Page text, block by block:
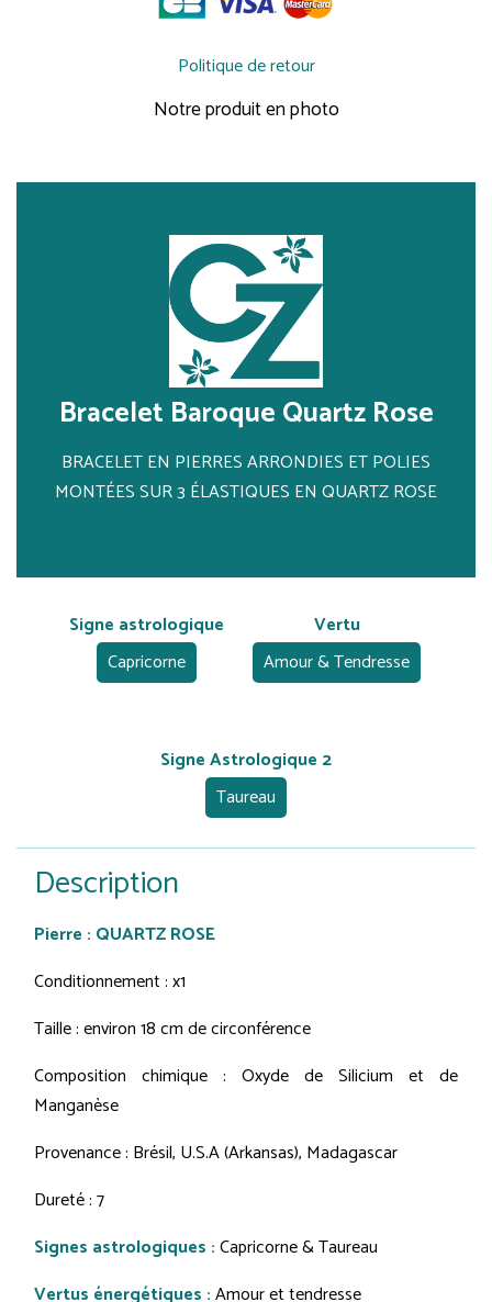
Politique de retour
Notre produit en photo
Bracelet Baroque Quartz Rose
BRACELET EN PIERRES ARRONDIES ET POLIES
MONTÉES SUR 3 ÉLASTIQUES EN QUARTZ ROSE
Signe astrologique
Capricorne
Vertu
Amour & Tendresse
Signe Astrologique 2
Taureau
Description
Pierre : QUARTZ ROSE
Conditionnement : x1
Taille : environ 18 cm de circonférence
Composition chimique : Oxyde de Silicium et de
Manganèse
Provenance : Brésil, U.S.A (Arkansas), Madagascar
Dureté : 7
Signes astrologiques :Capricorne & Taureau
Vertus énergétiques :Amour et tendresse